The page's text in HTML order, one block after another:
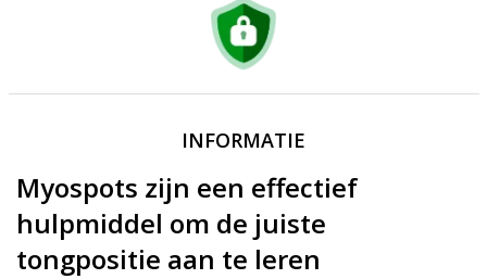
INFORMATIE
Myospots zijn een effectief
hulpmiddel om de juiste
tongpositie aan te leren